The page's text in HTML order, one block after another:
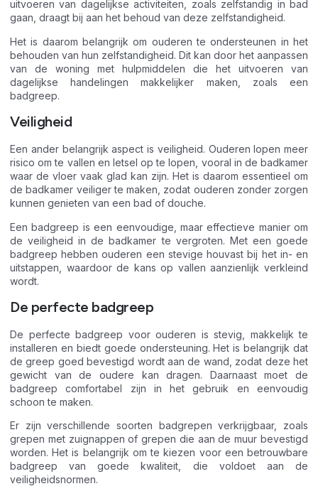
uitvoeren van dagelijkse activiteiten, zoals zelfstandig in bad
gaan, draagt bij aan het behoud van deze zelfstandigheid.
Het is daarom belangrijk om ouderen te ondersteunen in het
behouden van hun zelfstandigheid. Dit kan door het aanpassen
van de woning met hulpmiddelen die het uitvoeren van
dagelijkse handelingen makkelijker maken, zoals een
badgreep.
Veiligheid
Een ander belangrijk aspect is veiligheid. Ouderen lopen meer
risico om te vallen en letsel op te lopen, vooral in de badkamer
waar de vloer vaak glad kan zijn. Het is daarom essentieel om
de badkamer veiliger te maken, zodat ouderen zonder zorgen
kunnen genieten van een bad of douche.
Een badgreep is een eenvoudige, maar effectieve manier om
de veiligheid in de badkamer te vergroten. Met een goede
badgreep hebben ouderen een stevige houvast bij het in- en
uitstappen, waardoor de kans op vallen aanzienlijk verkleind
wordt.
De perfecte badgreep
De perfecte badgreep voor ouderen is stevig, makkelijk te
installeren en biedt goede ondersteuning. Het is belangrijk dat
de greep goed bevestigd wordt aan de wand, zodat deze het
gewicht van de oudere kan dragen. Daarnaast moet de
badgreep comfortabel zijn in het gebruik en eenvoudig
schoon te maken.
Er zijn verschillende soorten badgrepen verkrijgbaar, zoals
grepen met zuignappen of grepen die aan de muur bevestigd
worden. Het is belangrijk om te kiezen voor een betrouwbare
badgreep van goede kwaliteit, die voldoet aan de
veiligheidsnormen.